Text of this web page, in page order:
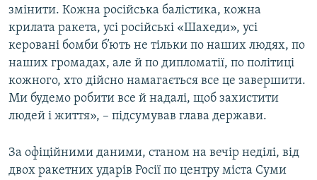
змінити. Кожна російська балістика, кожна
крилата ракета, усі російські «Шахеди», усі
керовані бомби б’ють не тільки по наших людях, по
наших громадах, але й по дипломатії, по політиці
кожного, хто дійсно намагається все це завершити.
Ми будемо робити все й надалі, щоб захистити
людей і життя», – підсумував глава держави.
За офіційними даними, станом на вечір неділі, від
двох ракетних ударів Росії по центру міста Суми